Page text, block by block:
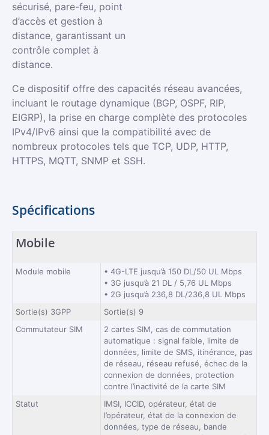
sécurisé, pare-feu, point
d’accès et gestion à
distance, garantissant un
contrôle complet à
distance.
Ce dispositif offre des capacités réseau avancées,
incluant le routage dynamique (BGP, OSPF, RIP,
EIGRP), la prise en charge complète des protocoles
IPv4/IPv6 ainsi que la compatibilité avec de
nombreux protocoles tels que TCP, UDP, HTTP,
HTTPS, MQTT, SNMP et SSH.
Spécifications
Mobile
Module mobile
• 4G-LTE jusqu’à 150 DL/50 UL Mbps
• 3G jusqu’à 21 DL / 5,76 UL Mbps
• 2G jusqu’à 236,8 DL/236,8 UL Mbps
Sortie(s) 3GPP
Sortie(s) 9
Commutateur SIM
2 cartes SIM, cas de commutation
automatique : signal faible, limite de
données, limite de SMS, itinérance, pas
de réseau, réseau refusé, échec de la
connexion de données, protection
contre l’inactivité de la carte SIM
Statut
IMSI, ICCID, opérateur, état de
l’opérateur, état de la connexion de
données, type de réseau, bande